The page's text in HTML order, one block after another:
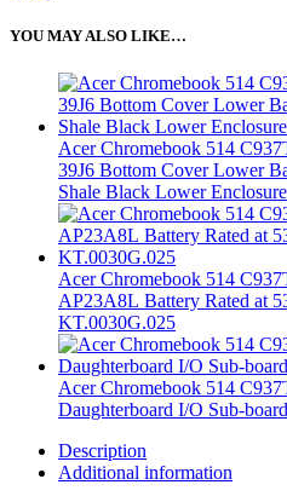
YOU MAY ALSO LIKE…
Acer Chromebook 514
39J6 Bottom Cover Lower
Shale Black Lower
Acer Chromebook 514
AP23A8L Battery Rated at
KT.0030G.025
Acer Chromebook 514
Daughterboard I/O Sub-
Description
Additional information